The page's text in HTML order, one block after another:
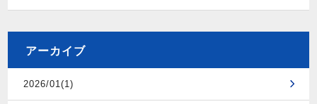
アーカイブ
2026/01(1)